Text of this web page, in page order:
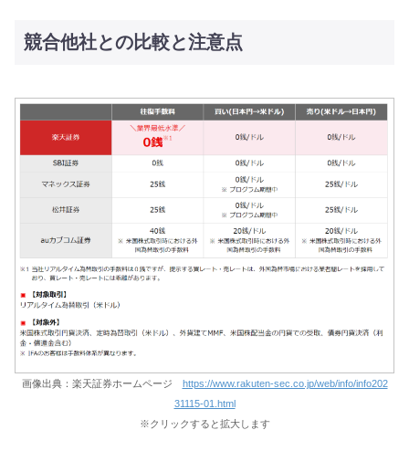
競合他社との比較と注意点
画像出典：楽天証券ホームページ https://www.rakuten-sec.co.jp/web/info/info202
31115-01.html
※クリックすると拡大します